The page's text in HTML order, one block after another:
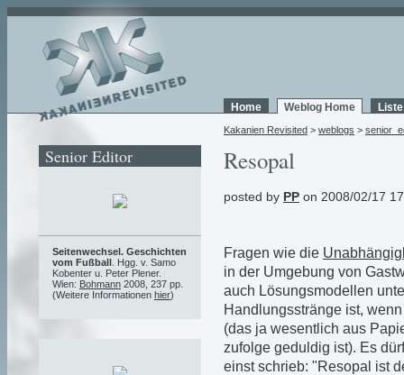
Home Weblog Home
Kakanien Revisited > weblogs >
Resopal
posted by PP on 2008/02/17
Fragen wie die
in der Umgebung von
auch Lösungsmodellen
Handlungsstränge ist,
(das ja wesentlich aus
zufolge geduldig ist). Es
einst schrieb: "Resopal ist
Senior Editor
Seitenwechsel. Geschichten
vom Fußball . Hgg. v. Samo
Kobenter u. Peter Plener.
Wien: Bohmann 2008, 237 pp.
(Weitere Informationen hier)